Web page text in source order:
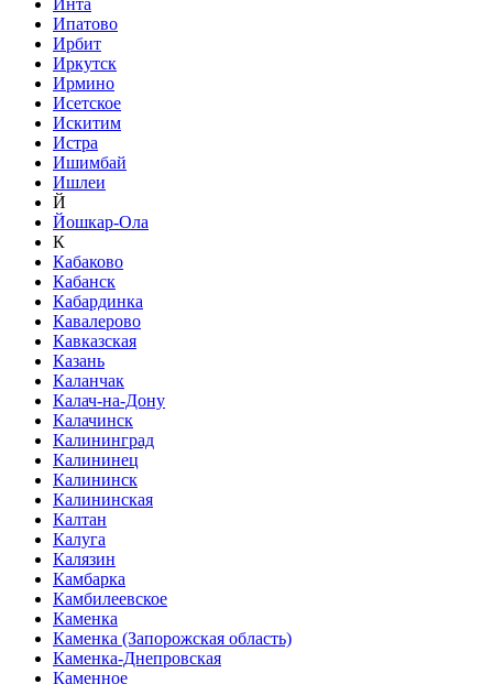
Инта
Ипатово
Ирбит
Иркутск
Ирмино
Исетское
Искитим
Истра
Ишимбай
Ишлеи
Й
Йошкар-Ола
К
Кабаково
Кабанск
Кабардинка
Кавалерово
Кавказская
Казань
Каланчак
Калач-на-Дону
Калачинск
Калининград
Калининец
Калининск
Калининская
Калтан
Калуга
Калязин
Камбарка
Камбилеевское
Каменка
Каменка (Запорожская область)
Каменка-Днепровская
Каменное